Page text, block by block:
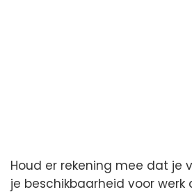
Houd er rekening mee dat je
je beschikbaarheid voor